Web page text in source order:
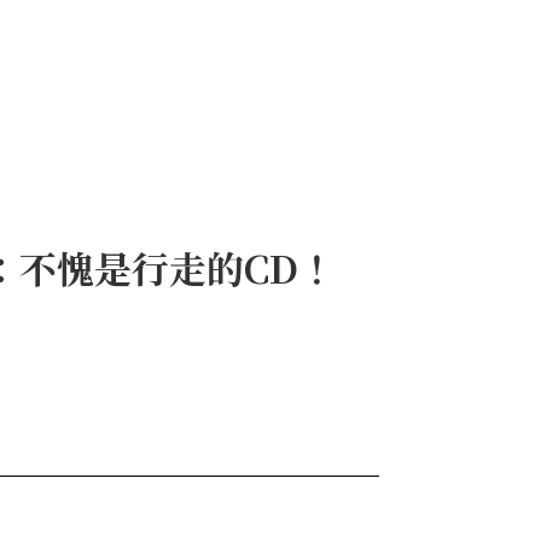
愧是行走的CD！